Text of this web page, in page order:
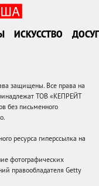
ИСКУССТВО ДОСУГ
защищены. Все права на
ТОВ «КЕПРЕЙТ
без письменного
ресурса гиперссылка на
фотографических
правообладателя Getty